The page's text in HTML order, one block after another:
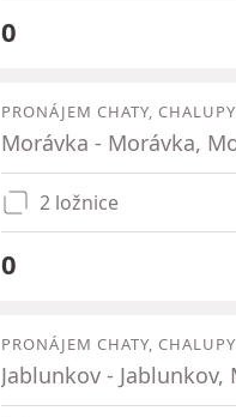
0
PRONÁJEM CHATY, CHALUPY
2 ložnice
0
PRONÁJEM CHATY, CHALUPY